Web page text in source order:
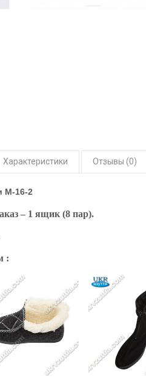
Характеристики Отзывы (0)
M-16-2
– 1 ящик (8 пар).
: